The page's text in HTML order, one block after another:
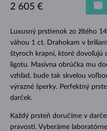
Luxusný prstienok zo žltého
váhou 1 ct. Drahokam v
štyroch krapní, ktoré dovoľujú
ligotu. Masívna obrúčka mu
vzhľad, bude tak skvelou
výrazné šperky. Perfektný
darček.
Každý prsteň doručíme v
pravosti. Vyberáme
2 605 €